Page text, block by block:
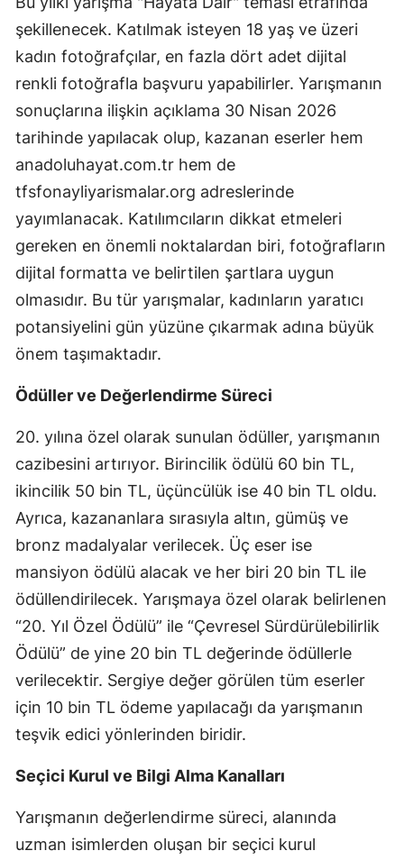
Malatya
Manisa
Kahramanmaraş
Mardin
Muş
Nevşehir
Ordu
Sakarya
Samsun
Siirt
Sivas
Tekirdağ
Tokat
Trabzon
Tunceli
Uşak
Yozgat
şekillenecek. Katılmak isteyen 18 yaş ve üzeri
kadın fotoğrafçılar, en fazla dört adet dijital
renkli fotoğrafla başvuru yapabilirler. Yarışmanın
sonuçlarına ilişkin açıklama 30 Nisan 2026
tarihinde yapılacak olup, kazanan eserler hem
anadoluhayat.com.tr hem de
tfsfonayliyarismalar.org adreslerinde
yayımlanacak. Katılımcıların dikkat etmeleri
gereken en önemli noktalardan biri, fotoğrafların
dijital formatta ve belirtilen şartlara uygun
olmasıdır. Bu tür yarışmalar, kadınların yaratıcı
potansiyelini gün yüzüne çıkarmak adına büyük
önem taşımaktadır.
Ödüller ve Değerlendirme Süreci
20. yılına özel olarak sunulan ödüller, yarışmanın
cazibesini artırıyor. Birincilik ödülü 60 bin TL,
ikincilik 50 bin TL, üçüncülük ise 40 bin TL oldu.
Ayrıca, kazananlara sırasıyla altın, gümüş ve
bronz madalyalar verilecek. Üç eser ise
mansiyon ödülü alacak ve her biri 20 bin TL ile
ödüllendirilecek. Yarışmaya özel olarak belirlenen
“20. Yıl Özel Ödülü” ile “Çevresel Sürdürülebilirlik
Ödülü” de yine 20 bin TL değerinde ödüllerle
verilecektir. Sergiye değer görülen tüm eserler
için 10 bin TL ödeme yapılacağı da yarışmanın
teşvik edici yönlerinden biridir.
Seçici Kurul ve Bilgi Alma Kanalları
Yarışmanın değerlendirme süreci, alanında
uzman isimlerden oluşan bir seçici kurul